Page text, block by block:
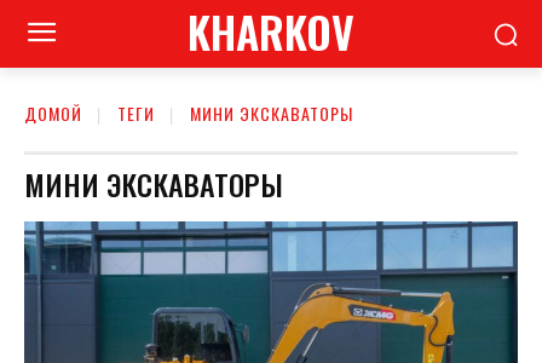
KHARKOV
ДОМОЙ ТЕГИ МИНИ ЭКСКАВАТОРЫ
МИНИ ЭКСКАВАТОРЫ